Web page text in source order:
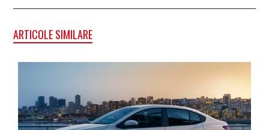
ARTICOLE SIMILARE